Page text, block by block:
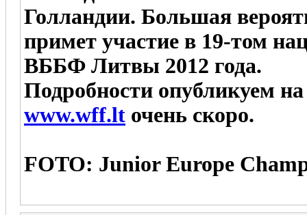
Голландии. Большая
примет участие в 19-том
ВББФ Литвы 2012 года.
Подробности опубликуем
www.wff.lt очень скоро.
FOTO: Junior Europe